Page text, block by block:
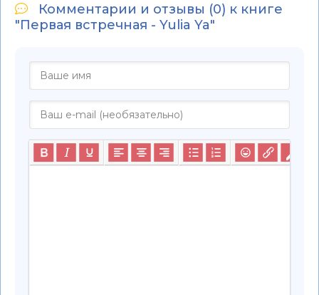
Комментарии и отзывы (0) к книге
"Первая встречная - Yulia Ya"